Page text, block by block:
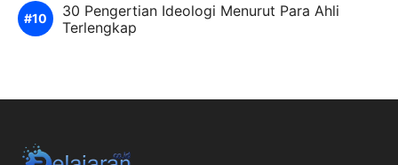
30 Pengertian Ideologi Menurut Para Ahli
Terlengkap